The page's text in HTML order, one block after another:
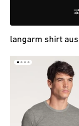
langarm shirt